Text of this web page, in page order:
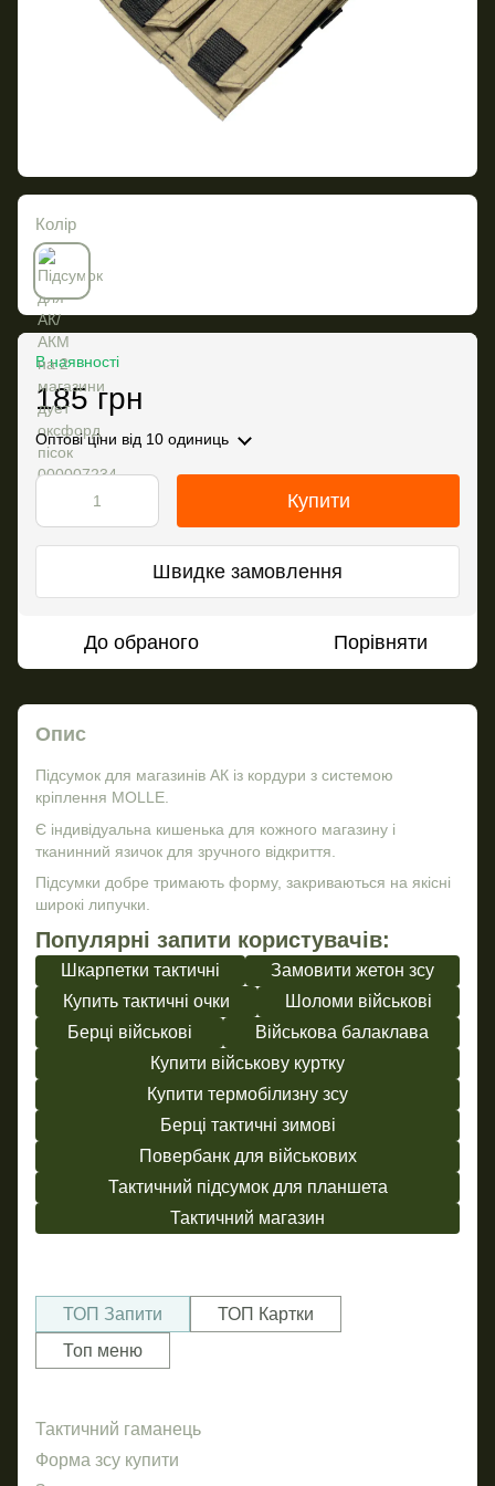
Колір
В наявності
185 грн
Оптові ціни від 10 одиниць
Купити
Швидке замовлення
До обраного Порівняти
Опис
Підсумок для магазинів АК із кордури з системою
кріплення MOLLE.
Є індивідуальна кишенька для кожного магазину і
тканинний язичок для зручного відкриття.
Підсумки добре тримають форму, закриваються на якісні
широкі липучки.
Популярні запити користувачів:
Шкарпетки тактичні
Замовити жетон зсу
Купить тактичні очки
Шоломи військові
Берці військові
Військова балаклава
Купити військову куртку
Купити термобілизну зсу
Берці тактичні зимові
Повербанк для військових
Тактичний підсумок для планшета
Тактичний магазин
ТОП Запити
ТОП Картки
Топ меню
Тактичний гаманець
Форма зсу купити